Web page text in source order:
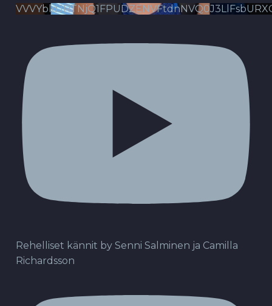
Rehelliset kännit by Senni Salminen ja Camilla
Richardsson